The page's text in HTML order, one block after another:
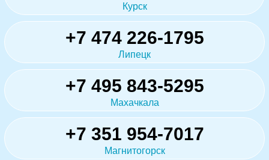
Курск
+7 474 226-1795
Липецк
+7 495 843-5295
Махачкала
+7 351 954-7017
Магнитогорск